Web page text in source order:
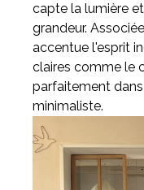
capte la lumière
grandeur.
accentue l'esprit
claires comme le
parfaitement
minimaliste.